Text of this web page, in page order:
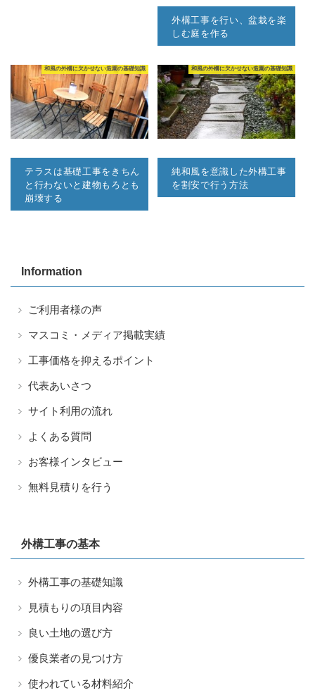
外構工事を行い、盆栽を楽
しむ庭を作る
和風の外構に欠かせない造園の基礎知識
テラスは基礎工事をきちん
と行わないと建物もろとも
崩壊する
和風の外構に欠かせない造園の基礎知識
純和風を意識した外構工事
を割安で行う方法
Information
ご利用者様の声
マスコミ・メディア掲載実績
工事価格を抑えるポイント
代表あいさつ
サイト利用の流れ
よくある質問
お客様インタビュー
無料見積りを行う
外構工事の基本
外構工事の基礎知識
見積もりの項目内容
良い土地の選び方
優良業者の見つけ方
使われている材料紹介